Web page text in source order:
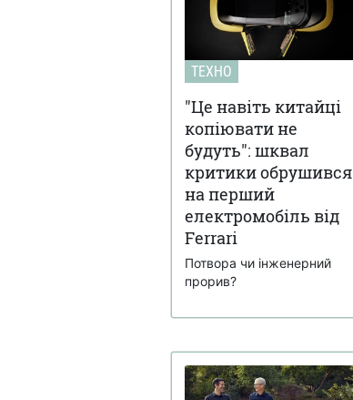
ТЕХНО
"Це навіть китайці
копіювати не
будуть": шквал
критики обрушився
на перший
електромобіль від
Ferrari
Потвора чи інженерний
прорив?